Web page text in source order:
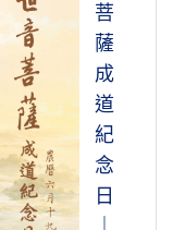
菩
薩
成
道
紀
念
日